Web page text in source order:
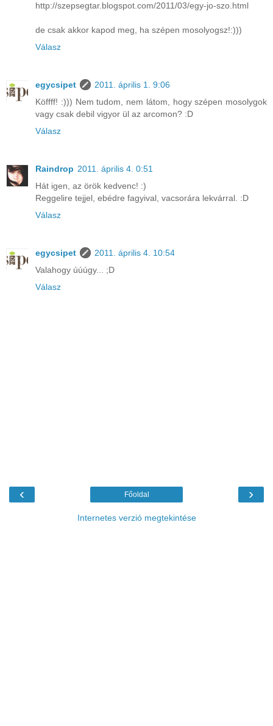
http://szepsegtar.blogspot.com/2011/03/egy-jo-szo.html
de csak akkor kapod meg, ha szépen mosolyogsz!:)))
Válasz
egycsipet
2011. április 1. 9:06
Köffff! :))) Nem tudom, nem látom, hogy szépen mosolygok
vagy csak debil vigyor ül az arcomon? :D
Válasz
Raindrop 2011. április 4. 0:51
Hát igen, az örök kedvenc! :)
Reggelire tejjel, ebédre fagyival, vacsorára lekvárral. :D
Válasz
egycsipet
2011. április 4. 10:54
Valahogy úúúgy... ;D
Válasz
‹ ›
Főoldal
Internetes verzió megtekintése